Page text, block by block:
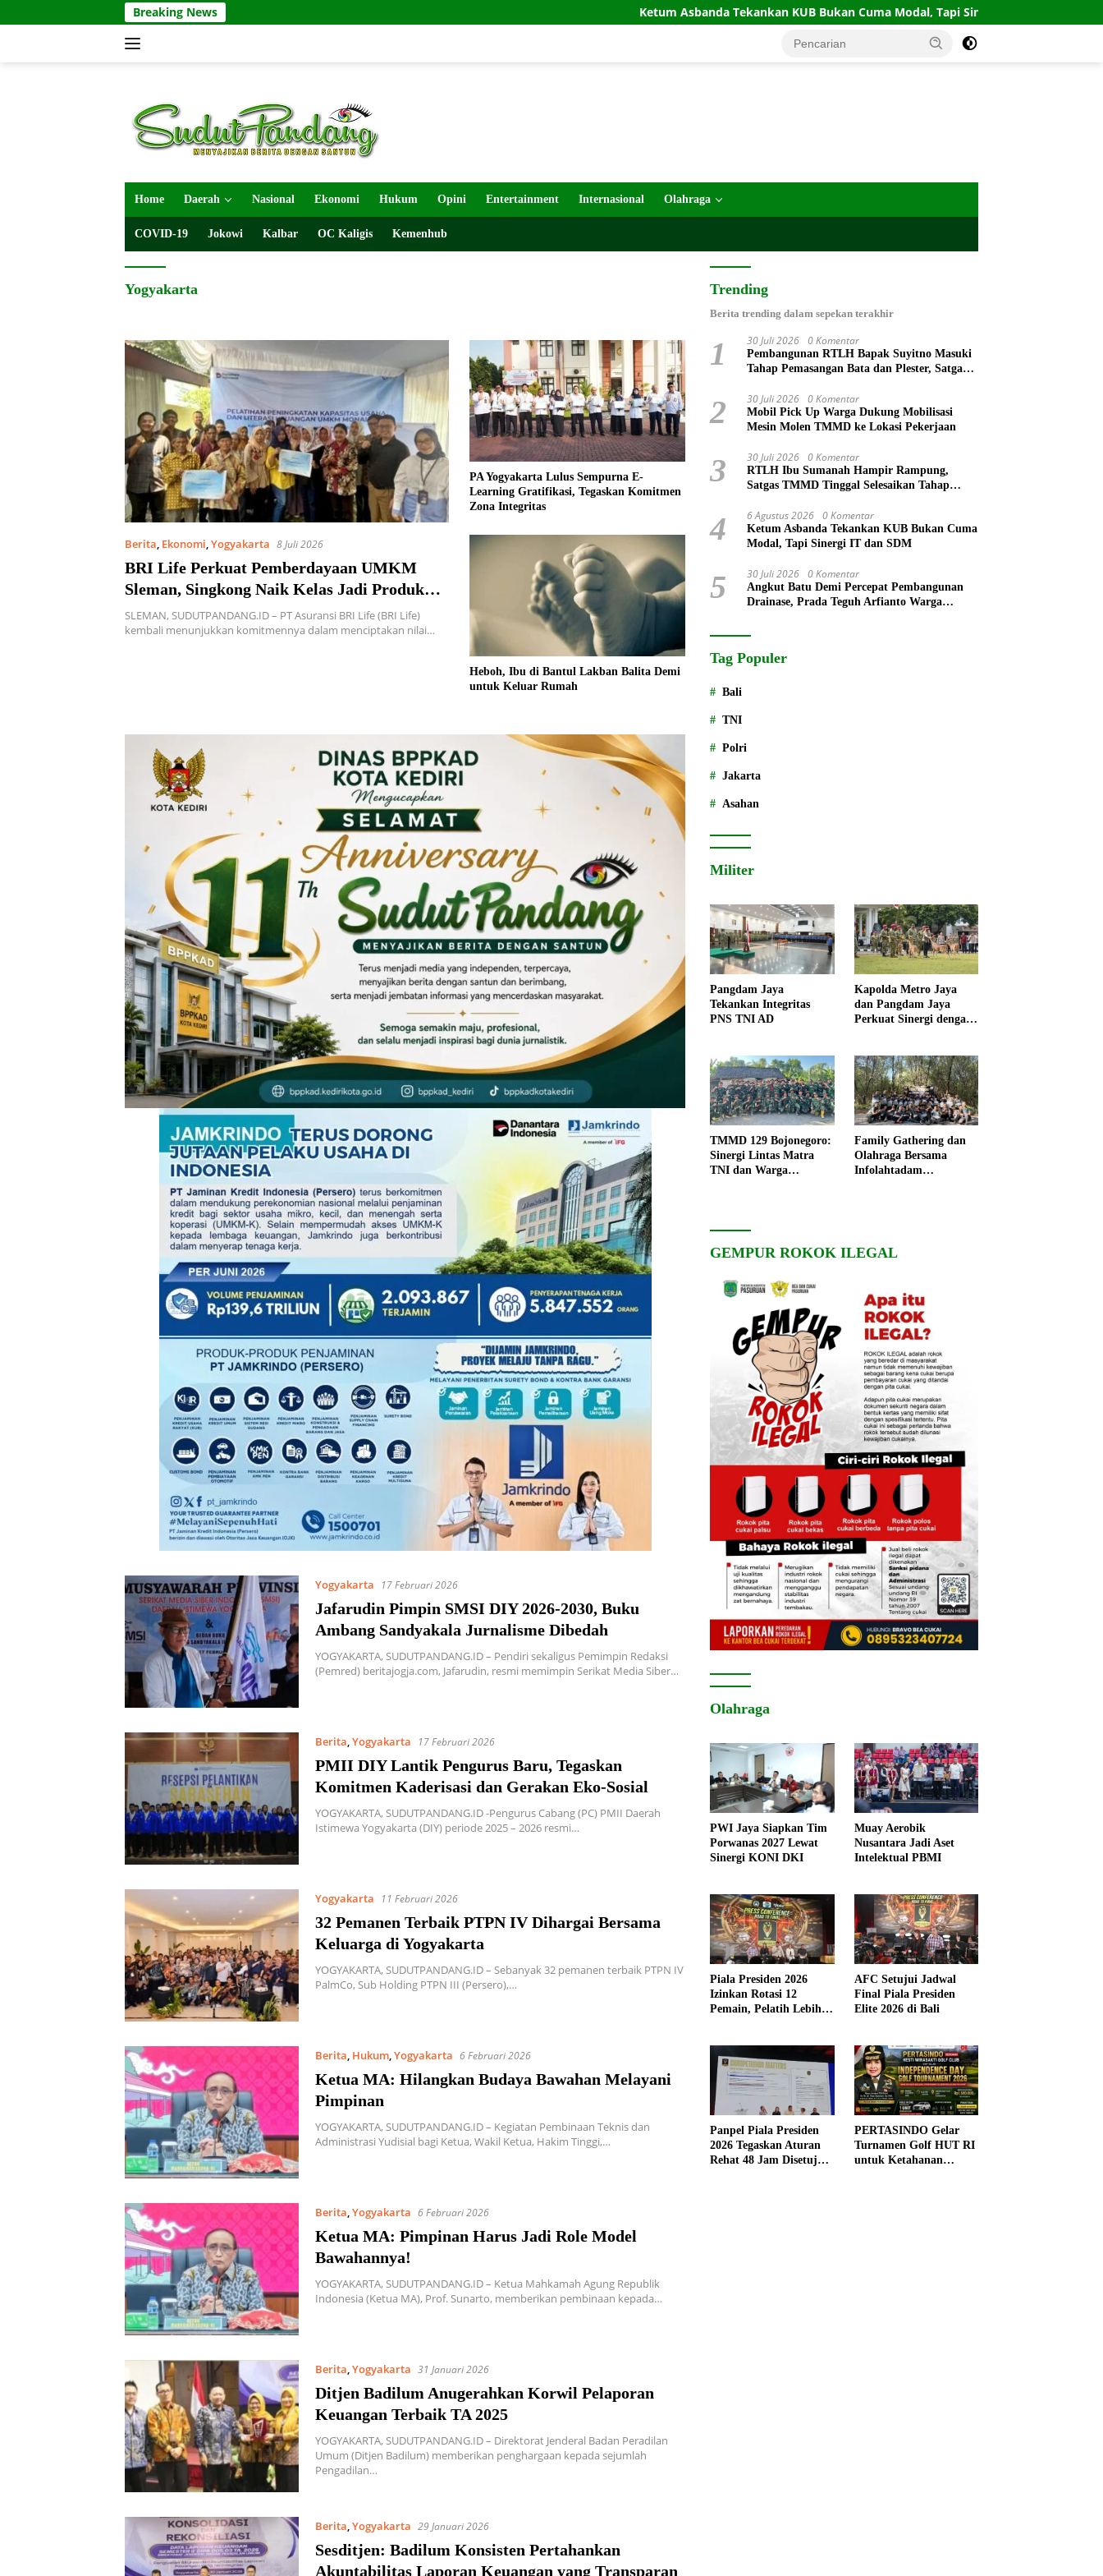
ke
Breaking News Ketum Asbanda Tekankan KUB Bukan Cuma Modal, Tapi Sinergi IT dan SDM
Home Daerah Nasional Ekonomi Hukum Opini Entertainment Internasional Olahraga
COVID-19 Jokowi Kalbar OC Kaligis Kemenhub
Yogyakarta
Berita, Ekonomi,Yogyakarta 8 Juli 2026
BRI Life Perkuat Pemberdayaan UMKM
Sleman, Singkong Naik Kelas Jadi Produk
Bernilai Tinggi
SLEMAN, SUDUTPANDANG.ID – PT Asuransi BRI Life (BRI Life)
kembali menunjukkan komitmennya dalam menciptakan nilai…
PA Yogyakarta Lulus Sempurna E-
Learning Gratifikasi, Tegaskan Komitmen
Zona Integritas
Heboh, Ibu di Bantul Lakban Balita Demi
untuk Keluar Rumah
Yogyakarta 17 Februari 2026
Jafarudin Pimpin SMSI DIY 2026-2030, Buku
Ambang Sandyakala Jurnalisme Dibedah
YOGYAKARTA, SUDUTPANDANG.ID – Pendiri sekaligus Pemimpin Redaksi
(Pemred) beritajogja.com, Jafarudin, resmi memimpin Serikat Media Siber…
Berita,Yogyakarta 17 Februari 2026
PMII DIY Lantik Pengurus Baru, Tegaskan
Komitmen Kaderisasi dan Gerakan Eko-Sosial
YOGYAKARTA, SUDUTPANDANG.ID -Pengurus Cabang (PC) PMII Daerah
Istimewa Yogyakarta (DIY) periode 2025 – 2026 resmi…
Yogyakarta 11 Februari 2026
32 Pemanen Terbaik PTPN IV Dihargai Bersama
Keluarga di Yogyakarta
YOGYAKARTA, SUDUTPANDANG.ID – Sebanyak 32 pemanen terbaik PTPN IV
PalmCo, Sub Holding PTPN III (Persero),…
Berita, Hukum,Yogyakarta 6 Februari 2026
Ketua MA: Hilangkan Budaya Bawahan Melayani
Pimpinan
YOGYAKARTA, SUDUTPANDANG.ID – Kegiatan Pembinaan Teknis dan
Administrasi Yudisial bagi Ketua, Wakil Ketua, Hakim Tinggi,…
Berita,Yogyakarta 6 Februari 2026
Ketua MA: Pimpinan Harus Jadi Role Model
Bawahannya!
YOGYAKARTA, SUDUTPANDANG.ID – Ketua Mahkamah Agung Republik
Indonesia (Ketua MA), Prof. Sunarto, memberikan pembinaan kepada…
Berita,Yogyakarta 31 Januari 2026
Ditjen Badilum Anugerahkan Korwil Pelaporan
Keuangan Terbaik TA 2025
YOGYAKARTA, SUDUTPANDANG.ID – Direktorat Jenderal Badan Peradilan
Umum (Ditjen Badilum) memberikan penghargaan kepada sejumlah
Pengadilan…
Berita,Yogyakarta 29 Januari 2026
Sesditjen: Badilum Konsisten Pertahankan
Akuntabilitas Laporan Keuangan yang Transparan
Trending
Berita trending dalam sepekan terakhir
1 30 Juli 2026 0 Komentar
Pembangunan RTLH Bapak Suyitno Masuki
Tahap Pemasangan Bata dan Plester, Satgas
2 30 Juli 2026 0 Komentar
Mobil Pick Up Warga Dukung Mobilisasi
Mesin Molen TMMD ke Lokasi Pekerjaan
3 30 Juli 2026 0 Komentar
RTLH Ibu Sumanah Hampir Rampung,
Satgas TMMD Tinggal Selesaikan Tahap
4 6 Agustus 2026 0 Komentar
Ketum Asbanda Tekankan KUB Bukan Cuma
Modal, Tapi Sinergi IT dan SDM
5 30 Juli 2026 0 Komentar
Angkut Batu Demi Percepat Pembangunan
Drainase, Prada Teguh Arfianto Warga
Tag Populer
Bali
TNI
Polri
Jakarta
Asahan
Militer
Pangdam Jaya
Tekankan Integritas
PNS TNI AD
Kapolda Metro Jaya
dan Pangdam Jaya
Perkuat Sinergi dengan
TMMD 129 Bojonegoro:
Sinergi Lintas Matra
TNI dan Warga
Family Gathering dan
Olahraga Bersama
Infolahtadam
GEMPUR ROKOK ILEGAL
Olahraga
PWI Jaya Siapkan Tim
Porwanas 2027 Lewat
Sinergi KONI DKI
Muay Aerobik
Nusantara Jadi Aset
Intelektual PBMI
Piala Presiden 2026
Izinkan Rotasi 12
Pemain, Pelatih Lebih
AFC Setujui Jadwal
Final Piala Presiden
Elite 2026 di Bali
Panpel Piala Presiden
2026 Tegaskan Aturan
Rehat 48 Jam Disetujui
PERTASINDO Gelar
Turnamen Golf HUT RI
untuk Ketahanan